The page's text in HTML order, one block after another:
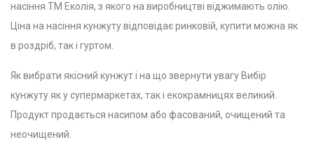
насіння ТМ Еколія, з якого на виробництві віджимають олію.
Ціна на насіння кунжуту відповідає ринковій, купити можна як
в роздріб, так і гуртом.
Як вибрати якісний кунжут і на що звернути увагу Вибір
кунжуту як у супермаркетах, так і екокрамницях великий.
Продукт продається насипом або фасований, очищений та
неочищений.